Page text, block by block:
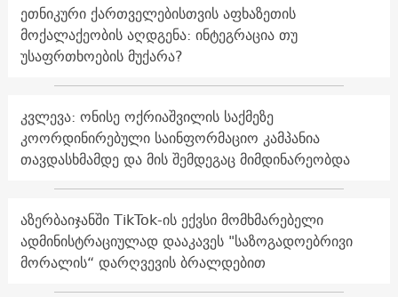
ეთნიკური ქართველებისთვის აფხაზეთის
მოქალაქეობის აღდგენა: ინტეგრაცია თუ
უსაფრთხოების მუქარა?
კვლევა: ონისე ოქრიაშვილის საქმეზე
კოორდინირებული საინფორმაციო კამპანია
თავდასხმამდე და მის შემდეგაც მიმდინარეობდა
აზერბაიჯანში TikTok-ის ექვსი მომხმარებელი
ადმინისტრაციულად დააკავეს "საზოგადოებრივი
მორალის“ დარღვევის ბრალდებით